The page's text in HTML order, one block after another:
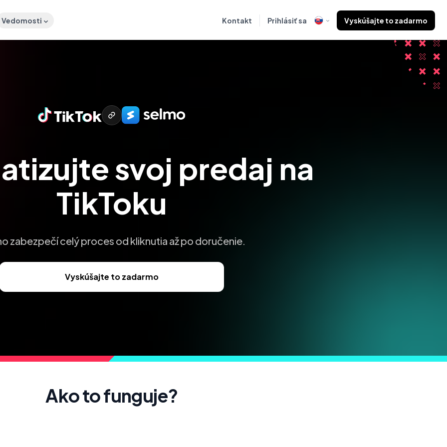
Vedomosti Kontakt Prihlásiť sa Vyskúšajte to zadarmo
svoj predaj na
TikToku
zabezpečí celý proces od kliknutia až po doručenie.
Vyskúšajte to zadarmo
Ako to funguje?